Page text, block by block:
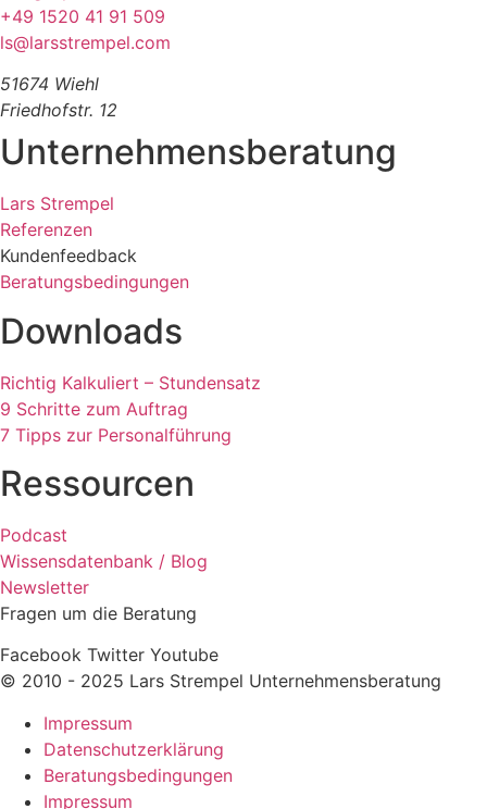
+49 1520 41 91 509
ls@larsstrempel.com
51674 Wiehl
Friedhofstr. 12
Unternehmensberatung
Lars Strempel
Referenzen
Kundenfeedback
Beratungsbedingungen
Downloads
Richtig Kalkuliert – Stundensatz
9 Schritte zum Auftrag
7 Tipps zur Personalführung
Ressourcen
Podcast
Wissensdatenbank / Blog
Newsletter
Fragen um die Beratung
Facebook Twitter Youtube
© 2010 - 2025 Lars Strempel Unternehmensberatung
Impressum
Datenschutzerklärung
Beratungsbedingungen
Impressum